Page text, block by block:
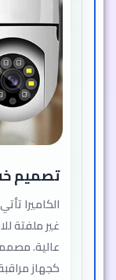
تصميم
الكاميرا
غير ملفتة
عالية.
كجهاز